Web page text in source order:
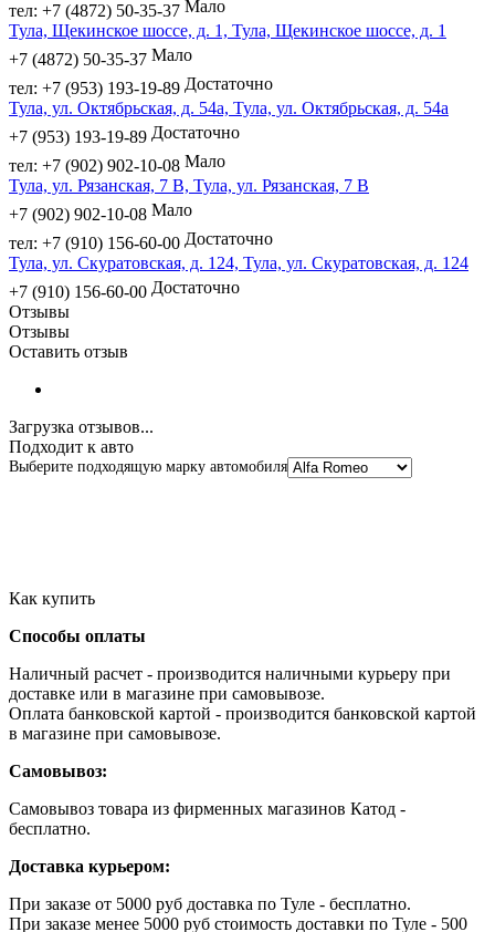
тел: +7 (4872) 50-35-37 Мало
Тула, Щекинское шоссе, д. 1, Тула, Щекинское шоссе, д. 1
+7 (4872) 50-35-37 Мало
тел: +7 (953) 193-19-89 Достаточно
Тула, ул. Октябрьская, д. 54а, Тула, ул. Октябрьская, д. 54а
+7 (953) 193-19-89 Достаточно
тел: +7 (902) 902-10-08 Мало
Тула, ул. Рязанская, 7 В, Тула, ул. Рязанская, 7 В
+7 (902) 902-10-08 Мало
тел: +7 (910) 156-60-00 Достаточно
Тула, ул. Скуратовская, д. 124, Тула, ул. Скуратовская, д. 124
+7 (910) 156-60-00 Достаточно
Отзывы
Отзывы
Оставить отзыв
Загрузка отзывов...
Подходит к авто
Выберите подходящую марку автомобиля
Как купить
Способы оплаты
Наличный расчет - производится наличными курьеру при
доставке или в магазине при самовывозе.
Оплата банковской картой - производится банковской картой
в магазине при самовывозе.
Самовывоз:
Самовывоз товара из фирменных магазинов Катод -
бесплатно.
Доставка курьером:
При заказе от 5000 руб доставка по Туле - бесплатно.
При заказе менее 5000 руб стоимость доставки по Туле - 500